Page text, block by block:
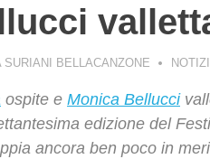
SURIANI BELLACANZONE
ospite e Monica Bellucci
edizione del
ancora ben poco in